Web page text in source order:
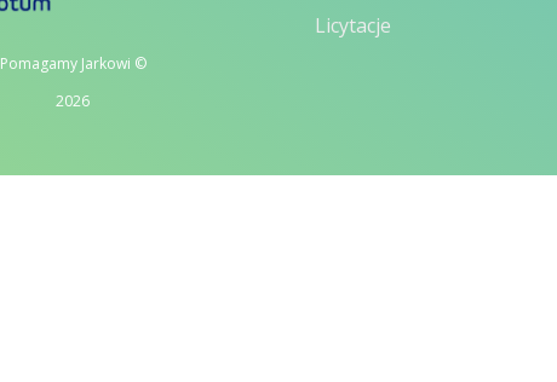
Pomagamy Jarkowi ©
2026
Licytacje